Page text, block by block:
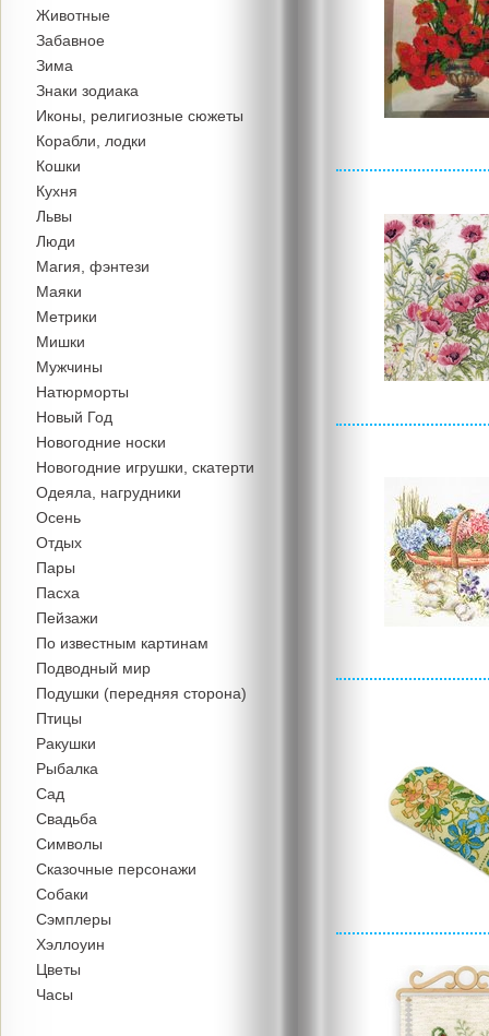
Животные
Забавное
Зима
Знаки зодиака
Иконы, религиозные сюжеты
Корабли, лодки
Кошки
Кухня
Львы
Люди
Магия, фэнтези
Маяки
Метрики
Мишки
Мужчины
Натюрморты
Новый Год
Новогодние носки
Новогодние игрушки, скатерти
Одеяла, нагрудники
Осень
Отдых
Пары
Пасха
Пейзажи
По известным картинам
Подводный мир
Подушки (передняя сторона)
Птицы
Ракушки
Рыбалка
Сад
Свадьба
Символы
Сказочные персонажи
Собаки
Сэмплеры
Хэллоуин
Цветы
Часы